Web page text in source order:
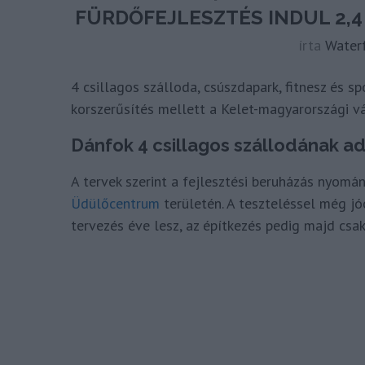
FÜRDŐFEJLESZTÉS INDUL
írta
4 csillagos szálloda, csúszdapark, fitnesz és
korszerűsítés mellett a Kelet-magyarországi
Dánfok 4 csillagos szállodának
A tervek szerint a fejlesztési beruházás
Üdülőcentrum területén. A teszteléssel még
tervezés éve lesz, az építkezés pedig majd